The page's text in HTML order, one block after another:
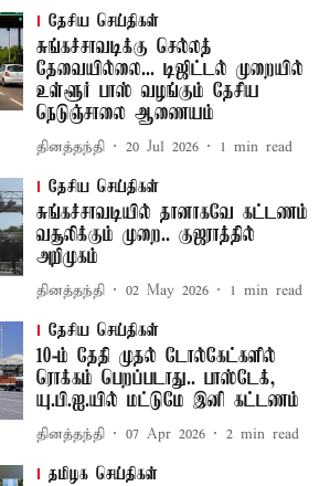
தேசிய செய்திகள்
சுங்கச்சாவடிக்கு செல்லத்
தேவையில்லை... டிஜிட்டல் முறையில்
உள்ளூர் பாஸ் வழங்கும் தேசிய
நெடுஞ்சாலை ஆணையம்
தினத்தந்தி 20 Jul 2026 1 min read
தேசிய செய்திகள்
சுங்கச்சாவடியில் தானாகவே கட்டணம்
வசூலிக்கும் முறை.. குஜராத்தில்
அறிமுகம்
தினத்தந்தி 02 May 2026 1 min read
தேசிய செய்திகள்
10-ம் தேதி முதல் டோல்கேட்களில்
ரொக்கம் பெறப்படாது.. பாஸ்டேக்,
யு.பி.ஐ.யில் மட்டுமே இனி கட்டணம்
தினத்தந்தி 07 Apr 2026 2 min read
தமிழக செய்திகள்